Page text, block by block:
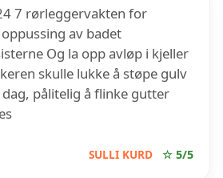
7 rørleggervakten for
av badet
Og la opp avløp i kjeller
skulle lukke å støpe gulv
pålitelig å flinke gutter
SULLI KURD ☆ 5/5